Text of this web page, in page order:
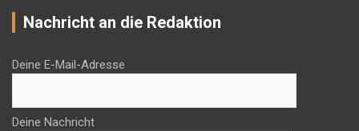
Nachricht an die Redaktion
Deine E-Mail-Adresse
Deine Nachricht